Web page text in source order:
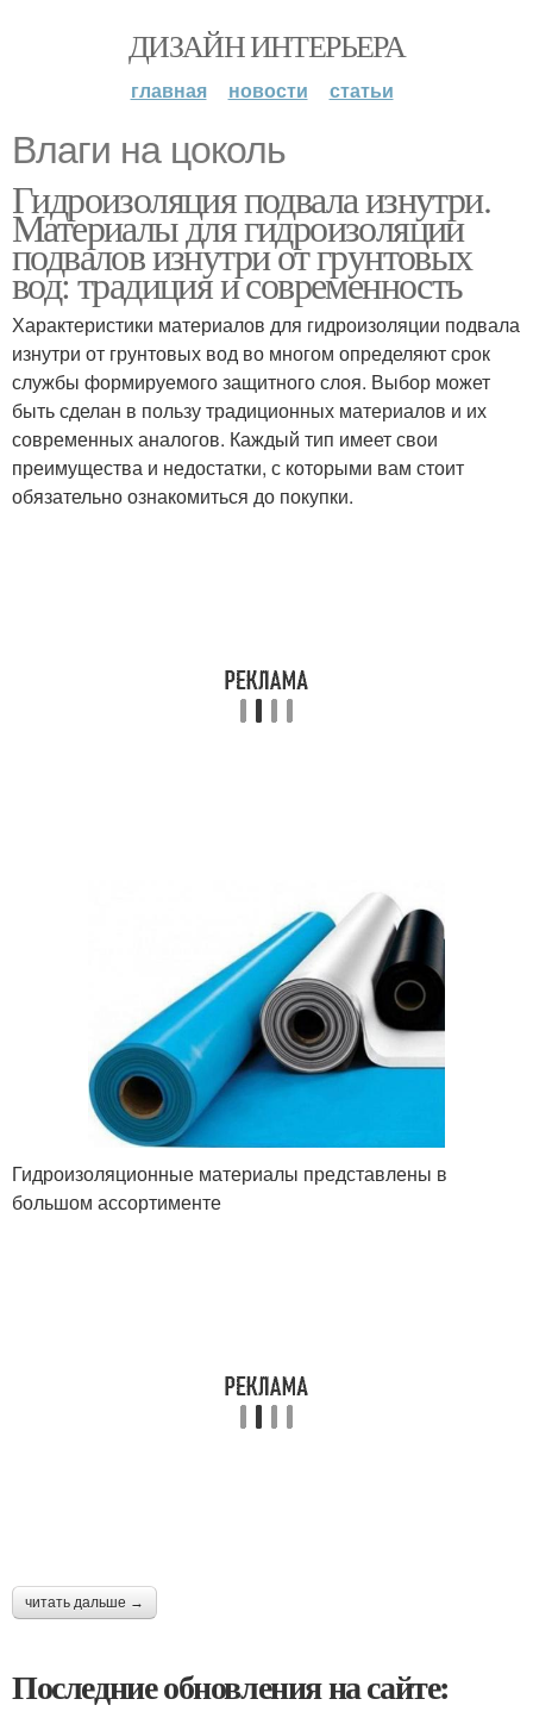
ДИЗАЙН ИНТЕРЬЕРА
главная новости статьи
Влаги на цоколь
Гидроизоляция подвала изнутри.
Материалы для гидроизоляции
подвалов изнутри от грунтовых
вод: традиция и современность
Характеристики материалов для гидроизоляции подвала
изнутри от грунтовых вод во многом определяют срок
службы формируемого защитного слоя. Выбор может
быть сделан в пользу традиционных материалов и их
современных аналогов. Каждый тип имеет свои
преимущества и недостатки, с которыми вам стоит
обязательно ознакомиться до покупки.
Гидроизоляционные материалы представлены в
большом ассортименте
читать дальше →
Последние обновления на сайте: